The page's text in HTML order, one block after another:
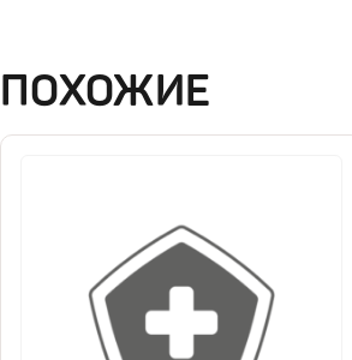
ПОХОЖИЕ